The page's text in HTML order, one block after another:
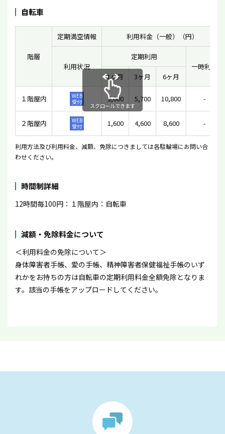
自転車
階層
定期満空情報 利用料金（一般）（円）
利用状況
定期利用
一時利用
1ヶ月
3ヶ月 6ヶ月
１階屋内
WEB
受付
2,000 5,700 10,800 -
２階屋内
WEB
受付
1,600 4,600 8,600 -
スクロールできます
利用方法及び利用料金、減額、免除につきましては各駐輪場にお問い合
わせください。
時間制詳細
12時間毎100円：１階屋内：自転車
減額・免除料金について
＜利用料金の免除について＞
身体障害者手帳、愛の手帳、精神障害者保健福祉手帳のいず
れかをお持ちの方は自転車の定期利用料金全額免除となりま
す。該当の手帳をアップロードしてください。